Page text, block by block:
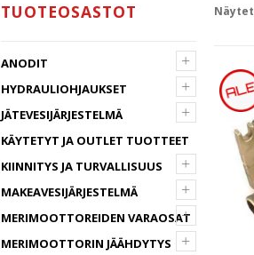
TUOTEOSASTOT
+
ANODIT
+
HYDRAULIOHJAUKSET
+
JÄTEVESIJÄRJESTELMÄ
KÄYTETYT JA OUTLET TUOTTEET
+
KIINNITYS JA TURVALLISUUS
+
MAKEAVESIJÄRJESTELMÄ
+
MERIMOOTTOREIDEN VARAOSAT
+
MERIMOOTTORIN JÄÄHDYTYS